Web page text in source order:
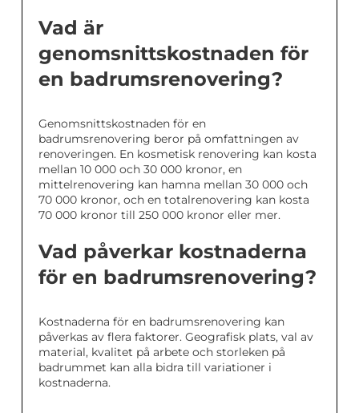
Vad är
genomsnittskostnaden för
en badrumsrenovering?
Genomsnittskostnaden för en
badrumsrenovering beror på omfattningen av
renoveringen. En kosmetisk renovering kan kosta
mellan 10 000 och 30 000 kronor, en
mittelrenovering kan hamna mellan 30 000 och
70 000 kronor, och en totalrenovering kan kosta
70 000 kronor till 250 000 kronor eller mer.
Vad påverkar kostnaderna
för en badrumsrenovering?
Kostnaderna för en badrumsrenovering kan
påverkas av flera faktorer. Geografisk plats, val av
material, kvalitet på arbete och storleken på
badrummet kan alla bidra till variationer i
kostnaderna.